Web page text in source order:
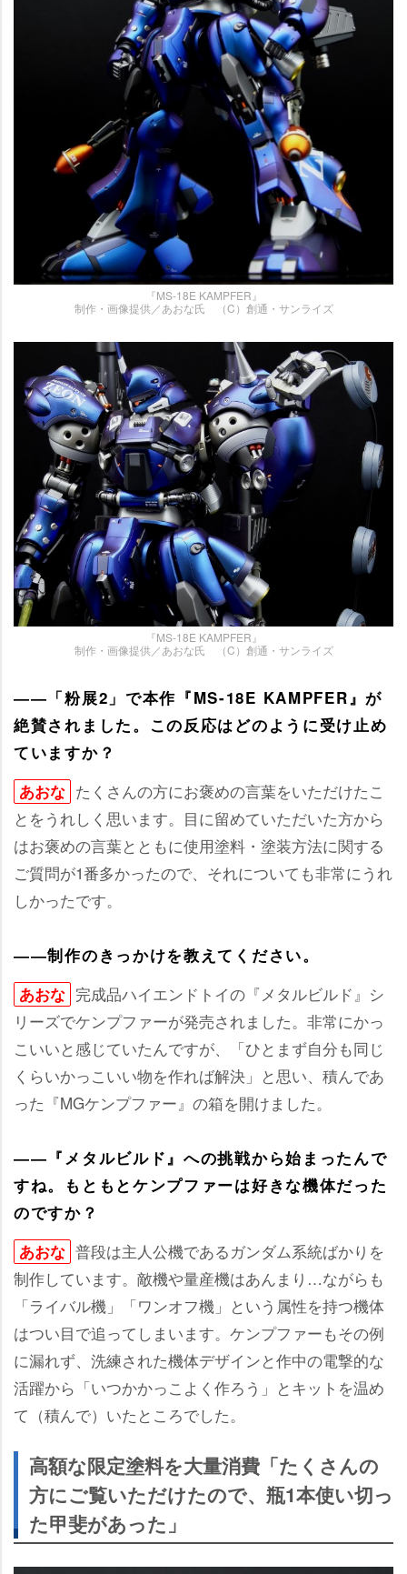
『MS-18E KAMPFER』
制作・画像提供／あおな氏 （C）創通・サンライズ
『MS-18E KAMPFER』
制作・画像提供／あおな氏 （C）創通・サンライズ
――「粉展2」で本作『MS-18E KAMPFER』が
絶賛されました。この反応はどのように受け止め
ていますか？
あおな たくさんの方にお褒めの言葉をいただけたこ
とをうれしく思います。目に留めていただいた方から
はお褒めの言葉とともに使用塗料・塗装方法に関する
ご質問が1番多かったので、それについても非常にうれ
しかったです。
――制作のきっかけを教えてください。
あおな 完成品ハイエンドトイの『メタルビルド』シ
リーズでケンプファーが発売されました。非常にかっ
こいいと感じていたんですが、「ひとまず自分も同じ
くらいかっこいい物を作れば解決」と思い、積んであ
った『MGケンプファー』の箱を開けました。
――『メタルビルド』への挑戦から始まったんで
すね。もともとケンプファーは好きな機体だった
のですか？
あおな 普段は主人公機であるガンダム系統ばかりを
制作しています。敵機や量産機はあんまり…ながらも
「ライバル機」「ワンオフ機」という属性を持つ機体
はつい目で追ってしまいます。ケンプファーもその例
に漏れず、洗練された機体デザインと作中の電撃的な
活躍から「いつかかっこよく作ろう」とキットを温め
て（積んで）いたところでした。
高額な限定塗料を大量消費「たくさんの
方にご覧いただけたので、瓶1本使い切っ
た甲斐があった」